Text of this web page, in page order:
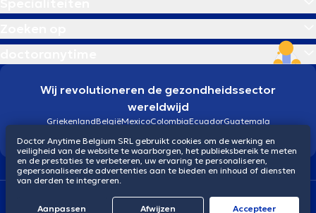
Wij revolutioneren de gezondheidssector
wereldwijd
GriekenlandBelgiëMexicoColombiaEcuadorGuatemala
Algemene voorwaardenCookiesPrivacybeleid
© 2026 doctoranytime
Doctor Anytime Belgium SRL gebruikt cookies om de werking en
veiligheid van de website te waarborgen, het publieksbereik te meten
en de prestaties te verbeteren, uw ervaring te personaliseren,
gepersonaliseerde advertenties aan te bieden en inhoud of diensten
van derden te integreren.
Aanpassen Afwijzen Αccepteer